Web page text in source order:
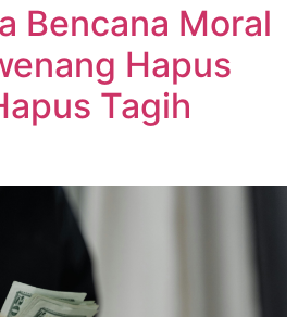
Bencana Moral
Hapus
Tagih